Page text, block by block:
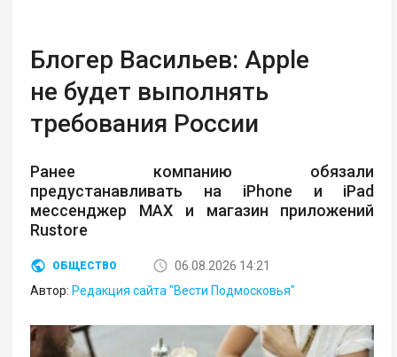
Блогер Васильев: Apple
не будет выполнять
требования России
Ранее компанию обязали
предустанавливать на iPhone и iPad
мессенджер MAX и магазин приложений
Rustore
ОБЩЕСТВО
06.08.2026 14:21
Автор: Редакция сайта "Вести Подмосковья"